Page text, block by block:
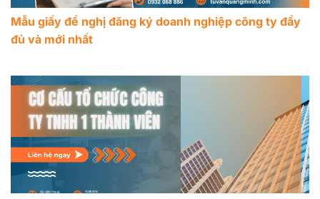
Mẫu giấy đề nghị đăng ký doanh nghiệp công ty đầy
đủ và mới nhất